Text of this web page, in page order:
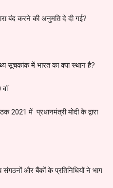
बंद करने की अनुमति दे दी गई?
सूचकांक में भारत का क्या स्थान है?
2021 में प्रधानमंत्री मोदी के द्वारा
और बैंकों के प्रतिनिधियों ने भाग